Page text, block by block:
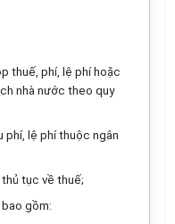
thuế, phí, lệ phí hoặc
nhà nước theo quy
phí, lệ phí thuộc ngân
tục về thuế;
gồm: